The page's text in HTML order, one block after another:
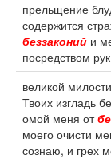
прельщение
содержится
беззаконий и
посредством
великой
Твоих изгладь
омой меня от
моего очисти
сознаю, и грех